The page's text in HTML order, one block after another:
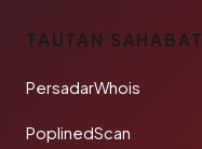
TAUTAN SAHABAT
PersadarWhois
PoplinedScan